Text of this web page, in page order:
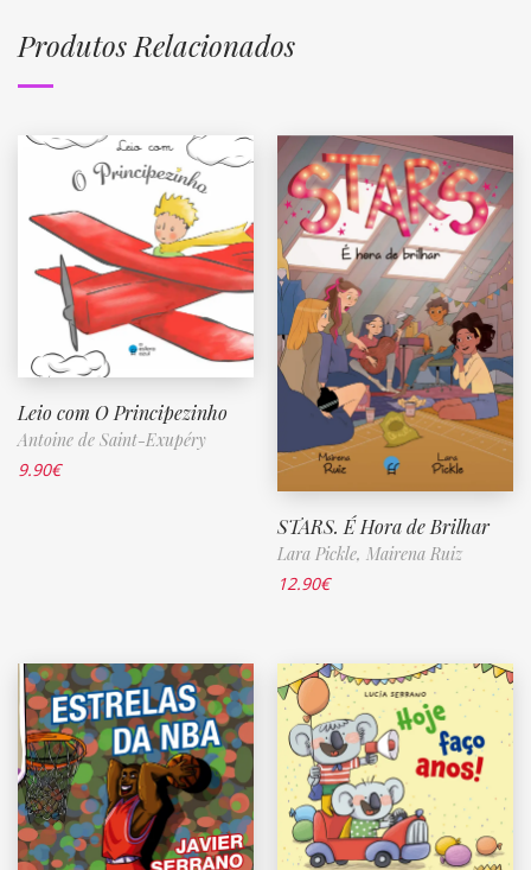
Produtos Relacionados
Leio com O Principezinho
Antoine de Saint-Exupéry
9.90€
STARS. É Hora de Brilhar
Lara Pickle, Mairena Ruiz
12.90€